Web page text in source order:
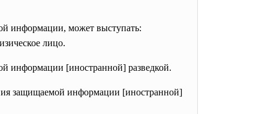
информации, может выступать:
лицо.
информации [иностранной] разведкой.
защищаемой информации [иностранной]